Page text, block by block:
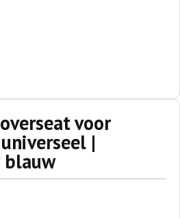
voor
|
blauw